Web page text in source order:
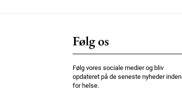
Følg os
Følg vores sociale medier og bliv
opdateret på de seneste nyheder inden
for helse.